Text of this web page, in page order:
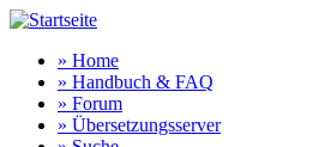
» Home
» Handbuch & FAQ
» Forum
» Übersetzungsserver